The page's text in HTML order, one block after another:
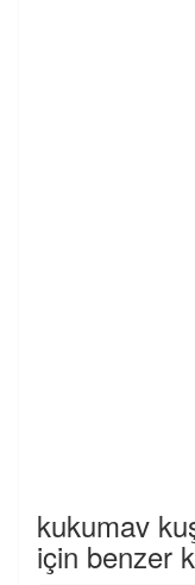
kukumav
için benzer